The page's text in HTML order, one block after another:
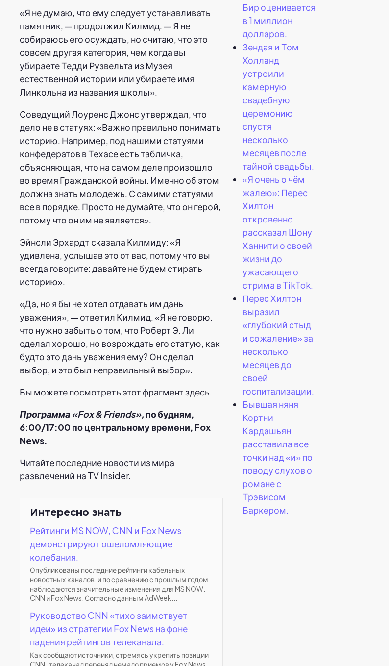
«Я не думаю, что ему следует устанавливать
памятник, — продолжил Килмид. — Я не
собираюсь его осуждать, но считаю, что это
совсем другая категория, чем когда вы
убираете Тедди Рузвельта из Музея
естественной истории или убираете имя
Линкольна из названия школы».
Соведущий Лоуренс Джонс утверждал, что
дело не в статуях: «Важно правильно понимать
историю. Например, под нашими статуями
конфедератов в Техасе есть табличка,
объясняющая, что на самом деле произошло
во время Гражданской войны. Именно об этом
должна знать молодежь. С самими статуями
все в порядке. Просто не думайте, что он герой,
потому что он им не является».
Эйнсли Эрхардт сказала Килмиду: «Я
удивлена, услышав это от вас, потому что вы
всегда говорите: давайте не будем стирать
историю».
«Да, но я бы не хотел отдавать им дань
уважения», — ответил Килмид. «Я не говорю,
что нужно забыть о том, что Роберт Э. Ли
сделал хорошо, но возрождать его статую, как
будто это дань уважения ему? Он сделал
выбор, и это был неправильный выбор».
Вы можете посмотреть этот фрагмент здесь.
Программа «Fox & Friends», по будням,
6:00/17:00 по центральному времени, Fox
News.
Читайте последние новости из мира
развлечений на TV Insider.
Интересно знать
Рейтинги MS NOW, CNN и Fox News
демонстрируют ошеломляющие
колебания.
Опубликованы последние рейтинги кабельных
новостных каналов, и по сравнению с прошлым годом
наблюдаются значительные изменения для MS NOW,
CNN и Fox News. Согласно данным AdWeek...
Руководство CNN «тихо заимствует
идеи» из стратегии Fox News на фоне
падения рейтингов телеканала.
Как сообщают источники, стремясь укрепить позиции
CNN , телеканал перенял немало приемов у Fox News.
Бир оценивается
в 1 миллион
долларов.
Зендая и Том
Холланд
устроили
камерную
свадебную
церемонию
спустя
несколько
месяцев после
тайной свадьбы.
«Я очень о чём
жалею»: Перес
Хилтон
откровенно
рассказал Шону
Ханнити о своей
жизни до
ужасающего
стрима в TikTok.
Перес Хилтон
выразил
«глубокий стыд
и сожаление» за
несколько
месяцев до
своей
госпитализации.
Бывшая няня
Кортни
Кардашьян
расставила все
точки над «и» по
поводу слухов о
романе с
Трэвисом
Баркером.